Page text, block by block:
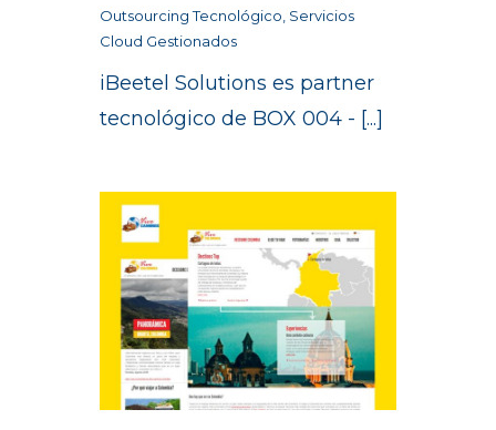
Outsourcing Tecnológico Servicios
Cloud Gestionados
iBeetel Solutions es partner
tecnológico de BOX 004 - [...]